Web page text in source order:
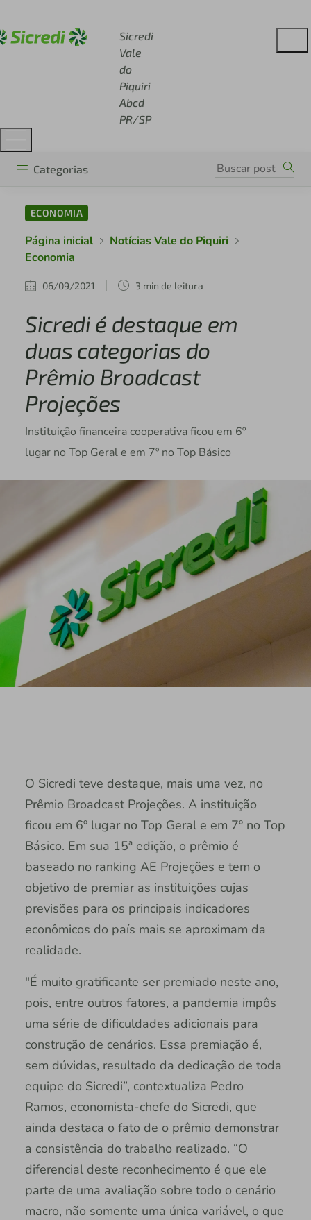
Sicredi
Vale
do
Piquiri
Abcd
PR/SP
Categorias
ECONOMIA
Página inicial
Notícias Vale do Piquiri
Economia
06/09/2021 3 min de leitura
Sicredi é destaque em
duas categorias do
Prêmio Broadcast
Projeções
Instituição financeira cooperativa ficou em 6º
lugar no Top Geral e em 7º no Top Básico
O Sicredi teve destaque, mais uma vez, no
Prêmio Broadcast Projeções. A instituição
ficou em 6º lugar no Top Geral e em 7º no Top
Básico. Em sua 15ª edição, o prêmio é
baseado no ranking AE Projeções e tem o
objetivo de premiar as instituições cujas
previsões para os principais indicadores
econômicos do país mais se aproximam da
realidade.
"É muito gratificante ser premiado neste ano,
pois, entre outros fatores, a pandemia impôs
uma série de dificuldades adicionais para
construção de cenários. Essa premiação é,
sem dúvidas, resultado da dedicação de toda
equipe do Sicredi”, contextualiza Pedro
Ramos, economista-chefe do Sicredi, que
ainda destaca o fato de o prêmio demonstrar
a consistência do trabalho realizado. “O
diferencial deste reconhecimento é que ele
parte de uma avaliação sobre todo o cenário
macro, não somente uma única variável, o que